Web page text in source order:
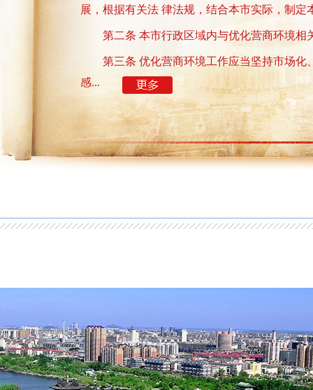
展，根据有关法 律法规，结合本市实际，制定
第二条 本市行政区域内与优化营商环境相
第三条 优化营商环境工作应当坚持市场
感...